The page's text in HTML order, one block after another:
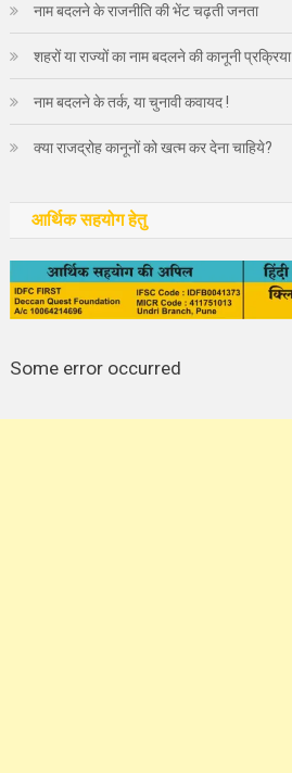
नाम बदलने के राजनीति की भेंट चढ़ती जनता
शहरों या राज्यों का नाम बदलने की कानूनी प्रक्रिया
नाम बदलने के तर्क, या चुनावी कवायद !
क्या राजद्रोह कानूनों को खत्म कर देना चाहिये?
आर्थिक सहयोग हेतु
Some error occurred